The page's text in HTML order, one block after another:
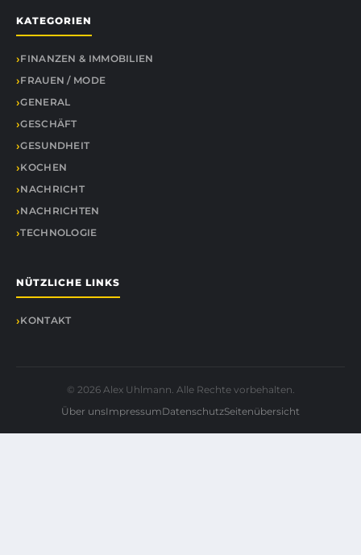
KATEGORIEN
FINANZEN & IMMOBILIEN
FRAUEN / MODE
GENERAL
GESCHÄFT
GESUNDHEIT
KOCHEN
NACHRICHT
NACHRICHTEN
TECHNOLOGIE
NÜTZLICHE LINKS
KONTAKT
© 2026 Alex Uhlmann. Alle Rechte vorbehalten.
Über unsImpressumDatenschutzSeitenübersicht